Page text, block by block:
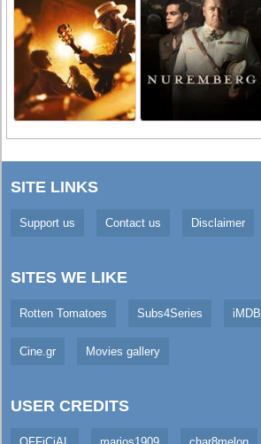
SITE LINKS
Support us Contact us Disclaimer
SITES WE LIKE
Rotten Tomatoes Subs4Series iMDB
Cine.gr Movies gallery
USER CREDITS